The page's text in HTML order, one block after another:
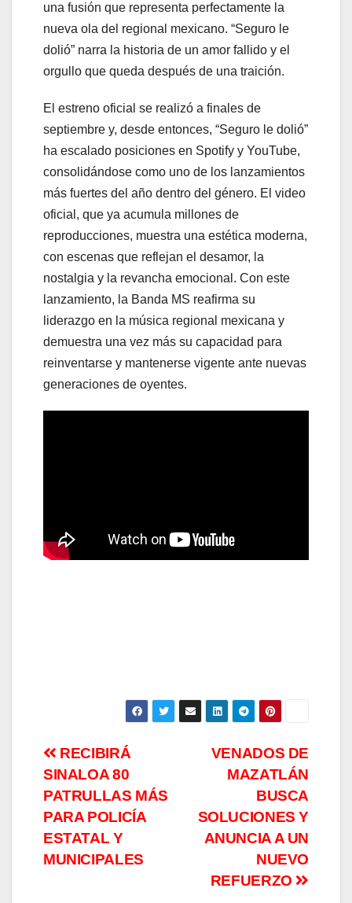
una fusión que representa perfectamente la
nueva ola del regional mexicano. “Seguro le
dolió” narra la historia de un amor fallido y el
orgullo que queda después de una traición.
El estreno oficial se realizó a finales de
septiembre y, desde entonces, “Seguro le dolió”
ha escalado posiciones en Spotify y YouTube,
consolidándose como uno de los lanzamientos
más fuertes del año dentro del género. El video
oficial, que ya acumula millones de
reproducciones, muestra una estética moderna,
con escenas que reflejan el desamor, la
nostalgia y la revancha emocional. Con este
lanzamiento, la Banda MS reafirma su
liderazgo en la música regional mexicana y
demuestra una vez más su capacidad para
reinventarse y mantenerse vigente ante nuevas
generaciones de oyentes.
Navegación
de
entradas
VENADOS DE
MAZATLÁN
BUSCA
SOLUCIONES Y
ANUNCIA A UN
NUEVO
REFUERZO
RECIBIRÁ
SINALOA 80
PATRULLAS MÁS
PARA POLICÍA
ESTATAL Y
MUNICIPALES